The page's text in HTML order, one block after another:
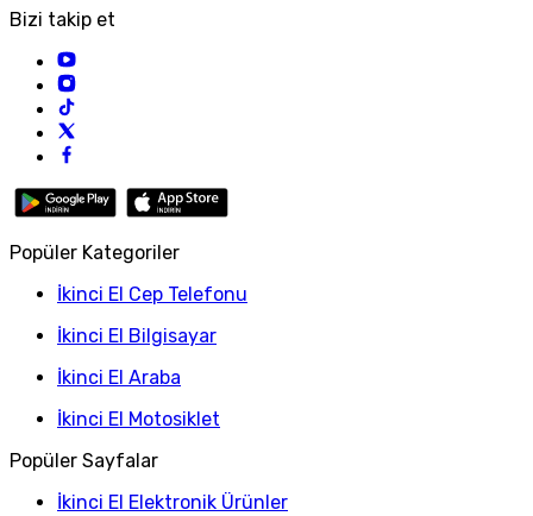
Bizi takip et
Popüler Kategoriler
İkinci El Cep Telefonu
İkinci El Bilgisayar
İkinci El Araba
İkinci El Motosiklet
Popüler Sayfalar
İkinci El Elektronik Ürünler